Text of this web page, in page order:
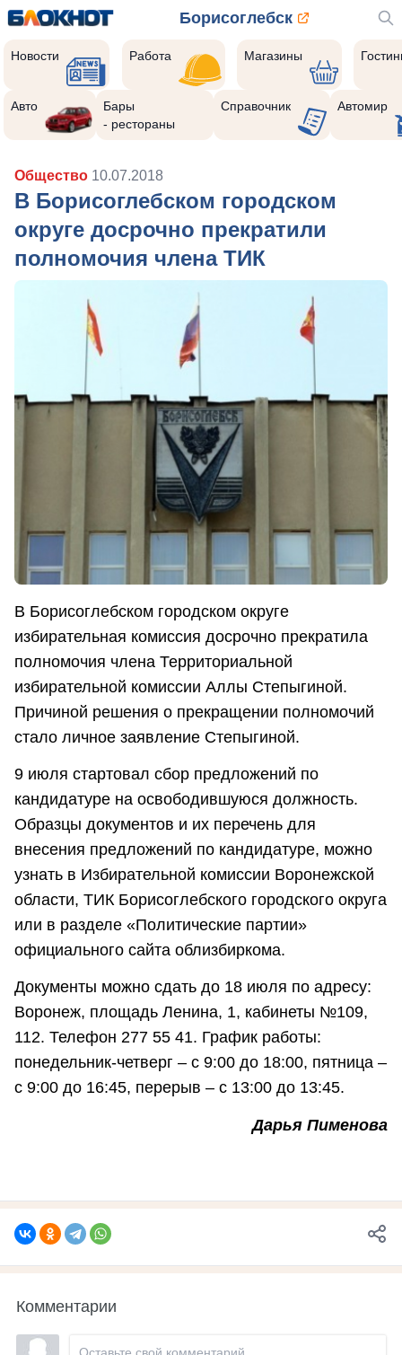
Борисоглебск
Новости Работа Магазины
Авто
Бары
- рестораны
Справочник Автомир
Общество 10.07.2018
В Борисоглебском городском
округе досрочно прекратили
полномочия члена ТИК
В Борисоглебском городском округе
избирательная комиссия досрочно прекратила
полномочия члена Территориальной
избирательной комиссии Аллы Степыгиной.
Причиной решения о прекращении полномочий
стало личное заявление Степыгиной.
9 июля стартовал сбор предложений по
кандидатуре на освободившуюся должность.
Образцы документов и их перечень для
внесения предложений по кандидатуре, можно
узнать в Избирательной комиссии Воронежской
области, ТИК Борисоглебского городского округа
или в разделе «Политические партии»
официального сайта облизбиркома.
Документы можно сдать до 18 июля по адресу:
Воронеж, площадь Ленина, 1, кабинеты №109,
112. Телефон 277 55 41. График работы:
понедельник-четверг – с 9:00 до 18:00, пятница –
с 9:00 до 16:45, перерыв – с 13:00 до 13:45.
Дарья Пименова
Комментарии